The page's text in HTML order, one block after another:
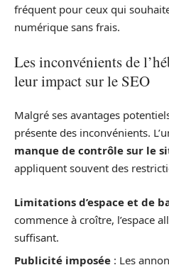
fréquent pour ceux qui
numérique sans frais.
Les inconvénients de
leur impact sur le SEO
Malgré ses avantages
présente des inconvénients.
manque de contrôle sur le
appliquent souvent des
Limitations d’espace et de
commence à croître, l’espace
suffisant.
Publicité imposée : Les